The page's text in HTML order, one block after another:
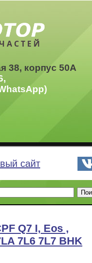
38, корпус 50А
сайт
Q7 I, Eos ,
7L6 7L7 BHK